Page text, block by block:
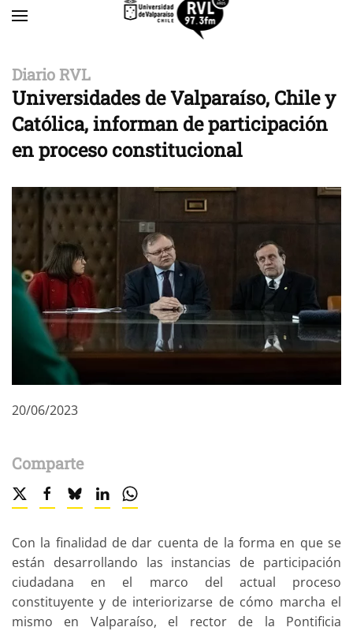
Diario RVL
Universidades de Valparaíso, Chile y
Católica, informan de participación
en proceso constitucional
20/06/2023
Comparte
Con la finalidad de dar cuenta de la forma en que se
están desarrollando las instancias de participación
ciudadana en el marco del actual proceso
constituyente y de interiorizarse de cómo marcha el
mismo en Valparaíso, el rector de la Pontificia